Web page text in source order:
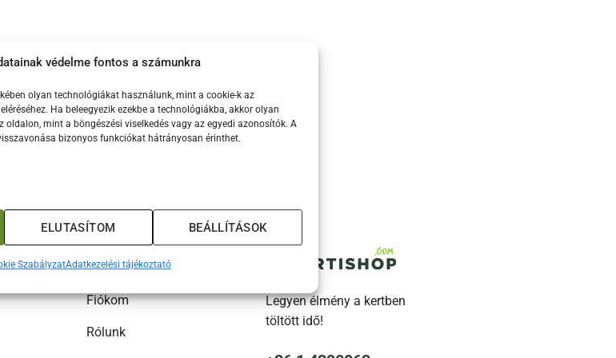
védelme fontos a számunkra
olyan technológiákat használunk, mint a cookie-k az
Ha beleegyezik ezekbe a technológiákba, akkor olyan
mint a böngészési viselkedés vagy az egyedi azonosítók. A
bizonyos funkciókat hátrányosan érinthet.
ELUTASÍTOM BEÁLLÍTÁSOK
SzabályzatAdatkezelési tájékoztató
INFORMÁCIÓK
Fiókom
Rólunk
Legyen élmény a kertben
töltött idő!